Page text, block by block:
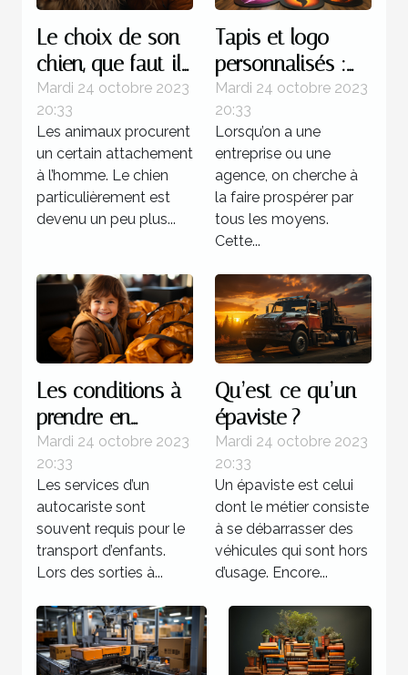
Le choix de son
chien, que faut-il
savoir ?
Mardi 24 octobre 2023
20:33
Les animaux procurent
un certain attachement
à l’homme. Le chien
particulièrement est
devenu un peu plus...
Tapis et logo
personnalisés :
parlons-en !
Mardi 24 octobre 2023
20:33
Lorsqu’on a une
entreprise ou une
agence, on cherche à
la faire prospérer par
tous les moyens.
Cette...
Les conditions à
prendre en
compte lors d’un
transport
d’enfants
Mardi 24 octobre 2023
20:33
Les services d’un
autocariste sont
souvent requis pour le
transport d’enfants.
Lors des sorties à...
Qu’est-ce qu’un
épaviste ?
Mardi 24 octobre 2023
20:33
Un épaviste est celui
dont le métier consiste
à se débarrasser des
véhicules qui sont hors
d’usage. Encore...